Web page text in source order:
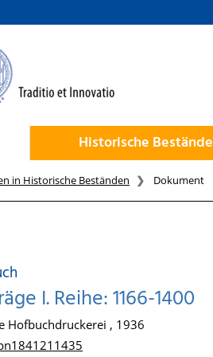
Historische Bestände
in Historische Beständen Dokument
I. Reihe: 1166-1400
Hofbuchdruckerei , 1936